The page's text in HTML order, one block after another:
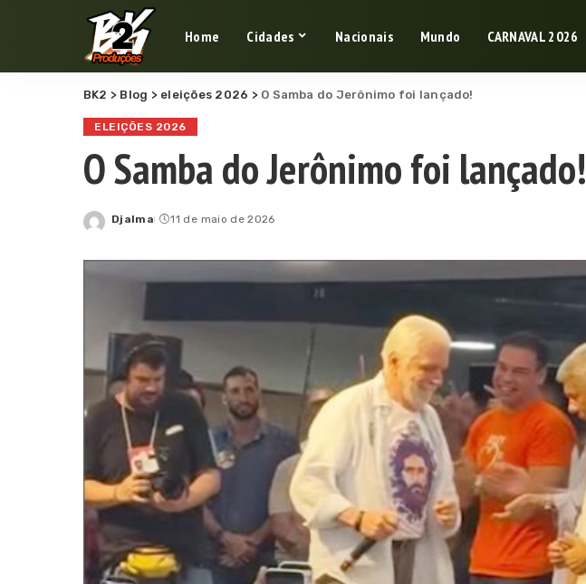
Home Cidades Nacionais Mundo CARNAVAL 2026
BK2 > Blog > eleições 2026 > O Samba do Jerônimo foi lançado!
ELEIÇÕES 2026
O Samba do Jerônimo foi lançado!
Posted
Djalma 11 de maio de 2026